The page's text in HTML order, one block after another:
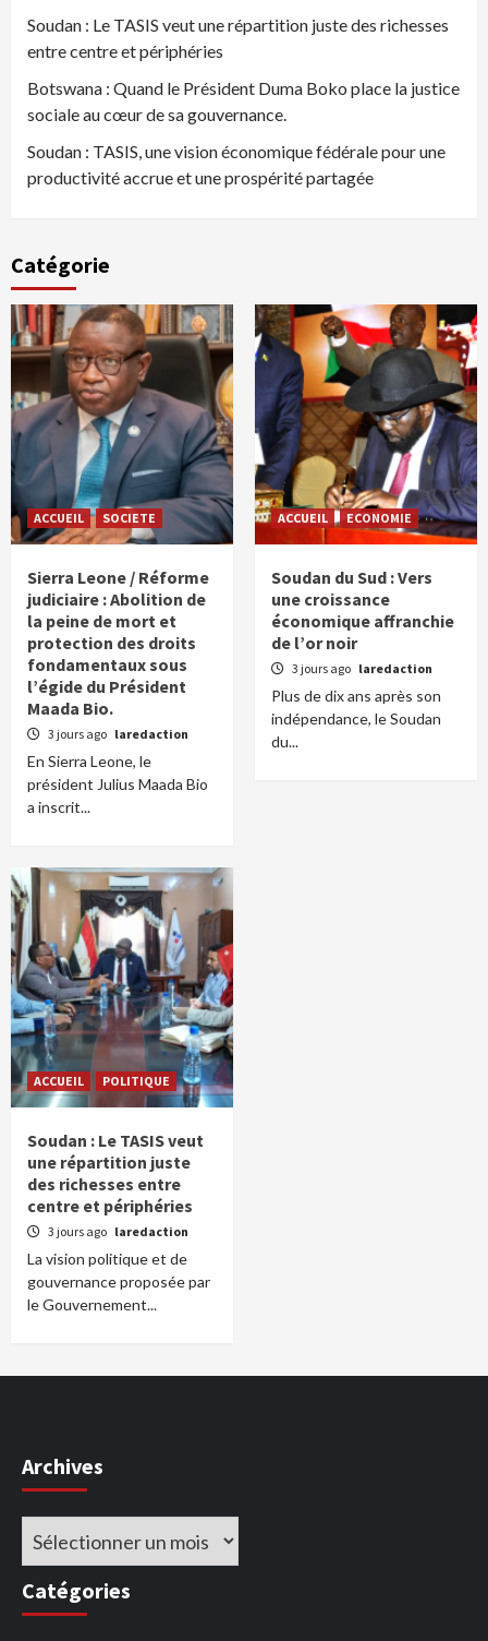
Soudan : Le TASIS veut une répartition juste des richesses
entre centre et périphéries
Botswana : Quand le Président Duma Boko place la justice
sociale au cœur de sa gouvernance.
Soudan : TASIS, une vision économique fédérale pour une
productivité accrue et une prospérité partagée
Catégorie
ACCUEIL SOCIETE
Sierra Leone / Réforme
judiciaire : Abolition de
la peine de mort et
protection des droits
fondamentaux sous
l’égide du Président
Maada Bio.
3 jours ago laredaction
En Sierra Leone, le
président Julius Maada Bio
a inscrit...
ACCUEIL ECONOMIE
Soudan du Sud : Vers
une croissance
économique affranchie
de l’or noir
3 jours ago laredaction
Plus de dix ans après son
indépendance, le Soudan
du...
ACCUEIL POLITIQUE
Soudan : Le TASIS veut
une répartition juste
des richesses entre
centre et périphéries
3 jours ago laredaction
La vision politique et de
gouvernance proposée par
le Gouvernement...
Archives
Archives
Catégories